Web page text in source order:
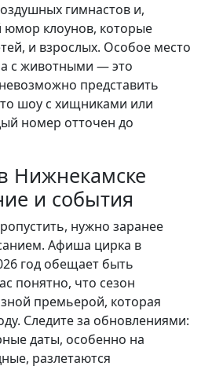
гимнастов и,
клоунов, которые
и взрослых. Особое место
с животными — это
представить
шоу с хищниками или
номер отточен до
Нижнекамске
и события
нужно заранее
Афиша цирка в
год обещает быть
понятно, что сезон
премьерой, которая
Следите за обновлениями:
даты, особенно на
разлетаются